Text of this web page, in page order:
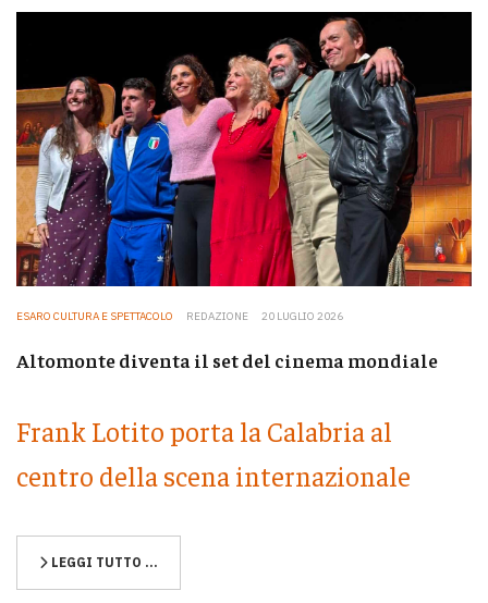
ESARO CULTURA E SPETTACOLO REDAZIONE 20 LUGLIO 2026
Altomonte diventa il set del cinema mondiale
Frank Lotito porta la Calabria al
centro della scena internazionale
LEGGI TUTTO …